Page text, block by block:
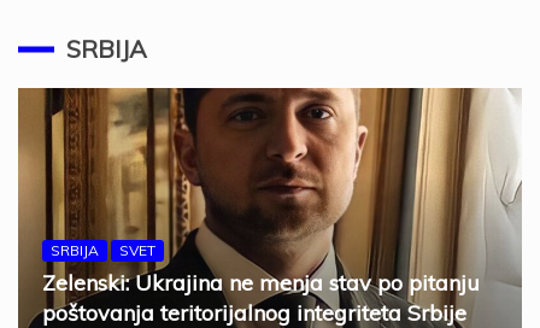
SRBIJA
SRBIJA SVET
Zelenski: Ukrajina ne menja stav po pitanju
poštovanja teritorijalnog integriteta Srbije